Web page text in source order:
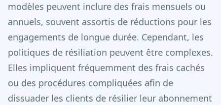
modèles peuvent inclure des frais mensuels ou
annuels, souvent assortis de réductions pour les
engagements de longue durée. Cependant, les
politiques de résiliation peuvent être complexes.
Elles impliquent fréquemment des frais cachés
ou des procédures compliquées afin de
dissuader les clients de résilier leur abonnement